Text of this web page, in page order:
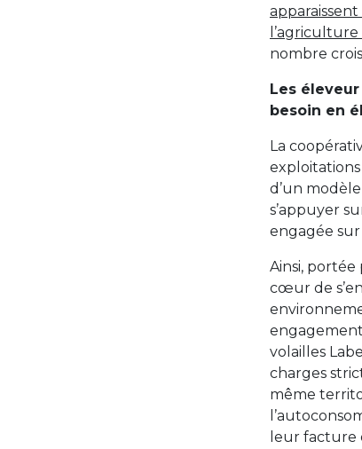
l’agriculture
nombre
Les
besoin en
La
d’un
s’appuyer
engagée
Ainsi, portée
cœur de
volailles
charges
même
leur facture